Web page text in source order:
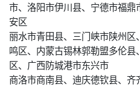
市、洛阳市伊川县、宁德市福
安区
丽水市青田县、三门峡市陕州
鸣区、内蒙古锡林郭勒盟多伦
区、广西防城港市东兴市
商洛市商南县、迪庆德钦县、